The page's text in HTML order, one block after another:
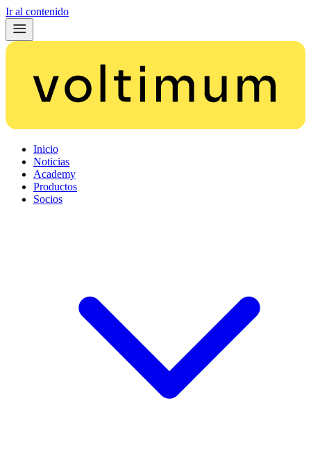
Ir al contenido
Inicio
Noticias
Academy
Productos
Socios